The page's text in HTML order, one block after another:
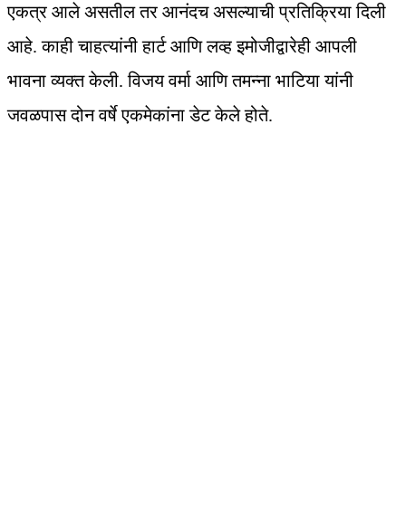
एकत्र आले असतील तर आनंदच असल्याची प्रतिक्रिया दिली
आहे. काही चाहत्यांनी हार्ट आणि लव्ह इमोजीद्वारेही आपली
भावना व्यक्त केली. विजय वर्मा आणि तमन्ना भाटिया यांनी
जवळपास दोन वर्षे एकमेकांना डेट केले होते.